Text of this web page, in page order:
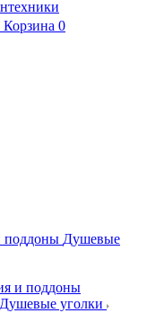
Корзина 0
Душевые
и поддоны
Душевые уголки